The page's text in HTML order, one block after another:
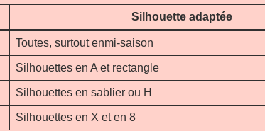
Silhouette adaptée
Toutes, surtout enmi-saison
Silhouettes en A et rectangle
Silhouettes en sablier ou H
Silhouettes en X et en 8